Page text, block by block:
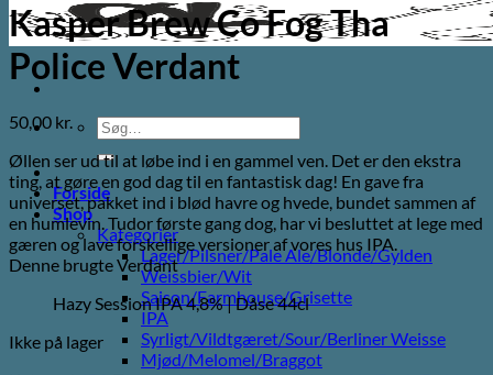
Søg
efter:
Forside
Shop
Kategorier
Lager/Pilsner/Pale Ale/Blonde/Gylden
Weissbier/Wit
Saison/Farmhouse/Grisette
IPA
Syrligt/Vildtgæret/Sour/Berliner Weisse
Mjød/Melomel/Braggot
Kasper Brew Co Fog Tha
Police Verdant
50,00 kr.
Øllen ser ud til at løbe ind i en gammel ven. Det er den ekstra
ting, at gøre en god dag til en fantastisk dag! En gave fra
universet, pakket ind i blød havre og hvede, bundet sammen af ​​
en humlevin. Tudor første gang dog, har vi besluttet at lege med
gæren og lave forskellige versioner af vores hus IPA.
Denne brugte Verdant
Hazy Session IPA 4,8% | Dåse 44cl
Ikke på lager